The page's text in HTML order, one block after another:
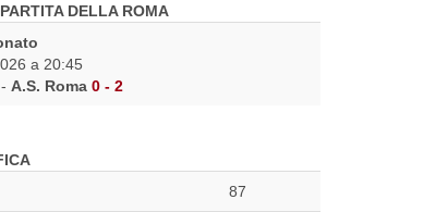
DELLA ROMA
a 20:45
- A.S. Roma 0 - 2
87